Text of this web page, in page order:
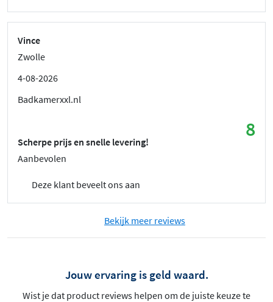
Vince
Zwolle
4-08-2026
Badkamerxxl.nl
8
Scherpe prijs en snelle levering!
Aanbevolen
Deze klant beveelt ons aan
Bekijk meer reviews
Jouw ervaring is geld waard.
Wist je dat product reviews helpen om de juiste keuze te